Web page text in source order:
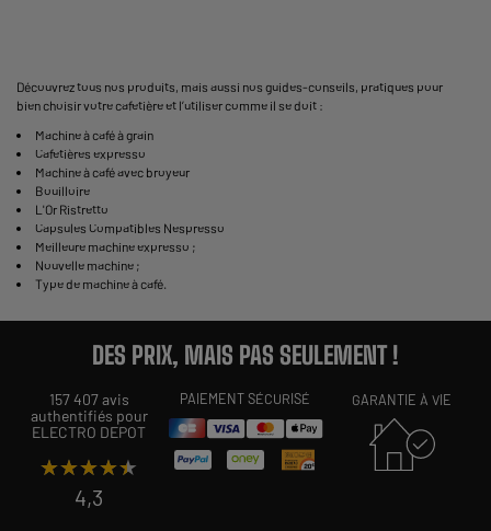
Découvrez tous nos produits, mais aussi nos guides-conseils, pratiques pour
bienchoisir votre cafetièreet l’utiliser comme il se doit :
Machine à café à grain
Cafetières expresso
Machine à café avec broyeur
Bouilloire
L'Or Ristretto
Capsules Compatibles Nespresso
Meilleure machine expresso ;
Nouvelle machine ;
Type de machine à café.
DES PRIX, MAIS PAS SEULEMENT !
157 407 avis
authentifiés pour
ELECTRO DEPOT
★★★★★
★★★★★
4,3
PAIEMENT SÉCURISÉ GARANTIE À VIE